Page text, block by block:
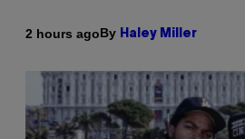
2 hours agoBy Haley Miller